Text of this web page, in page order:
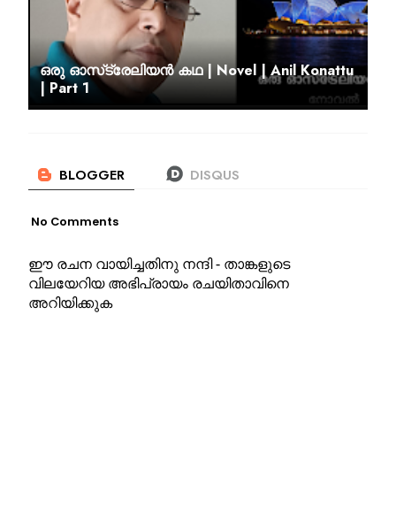
ഒരു ഓസ്‌ട്രേലിയൻ കഥ | Novel | Anil Konattu
| Part 1
No Comments
ഈ രചന വായിച്ചതിനു നന്ദി - താങ്കളുടെ
വിലയേറിയ അഭിപ്രായം രചയിതാവിനെ
അറിയിക്കുക